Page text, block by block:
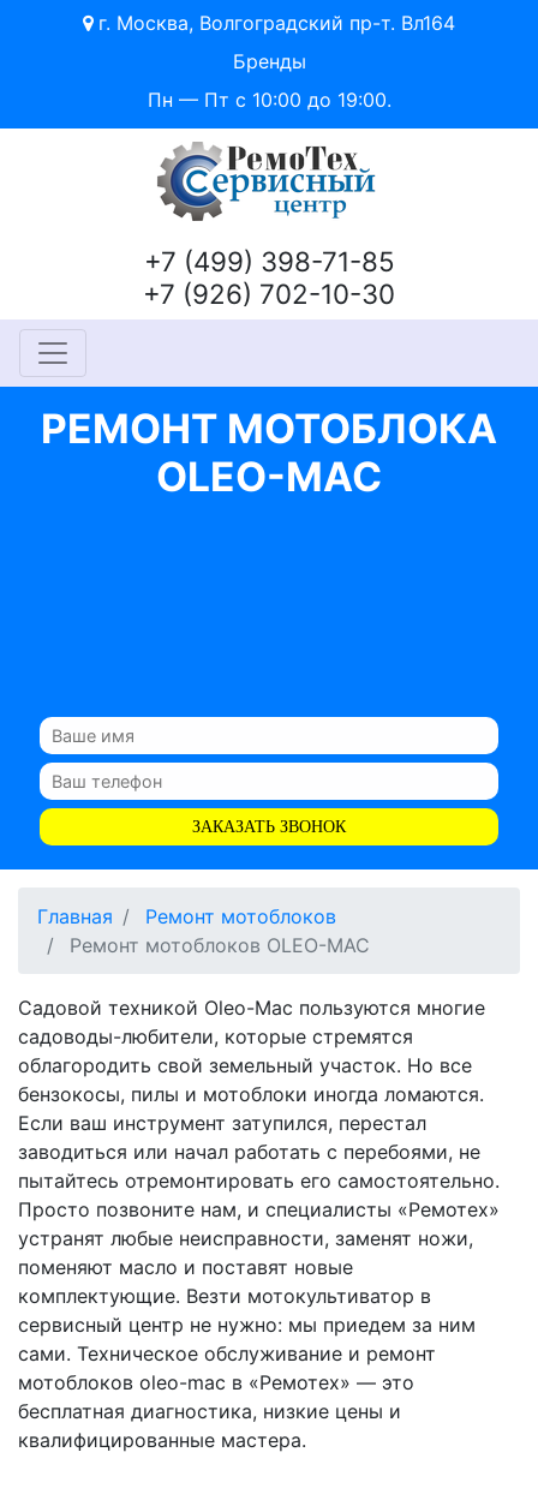
г. Москва, Волгоградский пр-т. Вл164
Бренды
Пн — Пт с 10:00 до 19:00.
+7 (499) 398-71-85
+7 (926) 702-10-30
РЕМОНТ МОТОБЛОКА
OLEO-MAC
ЗАКАЗАТЬ ЗВОНОК
Главная
Ремонт мотоблоков
Ремонт мотоблоков OLEO-MAC
Садовой техникой Oleo-Mac пользуются многие
садоводы-любители, которые стремятся
облагородить свой земельный участок. Но все
бензокосы, пилы и мотоблоки иногда ломаются.
Если ваш инструмент затупился, перестал
заводиться или начал работать с перебоями, не
пытайтесь отремонтировать его самостоятельно.
Просто позвоните нам, и специалисты «Ремотех»
устранят любые неисправности, заменят ножи,
поменяют масло и поставят новые
комплектующие. Везти мотокультиватор в
сервисный центр не нужно: мы приедем за ним
сами. Техническое обслуживание и ремонт
мотоблоков oleo-mac в «Ремотех» — это
бесплатная диагностика, низкие цены и
квалифицированные мастера.